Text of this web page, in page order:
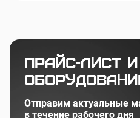
Прайс-лист
Отправим актуальные
в течение рабочего дня